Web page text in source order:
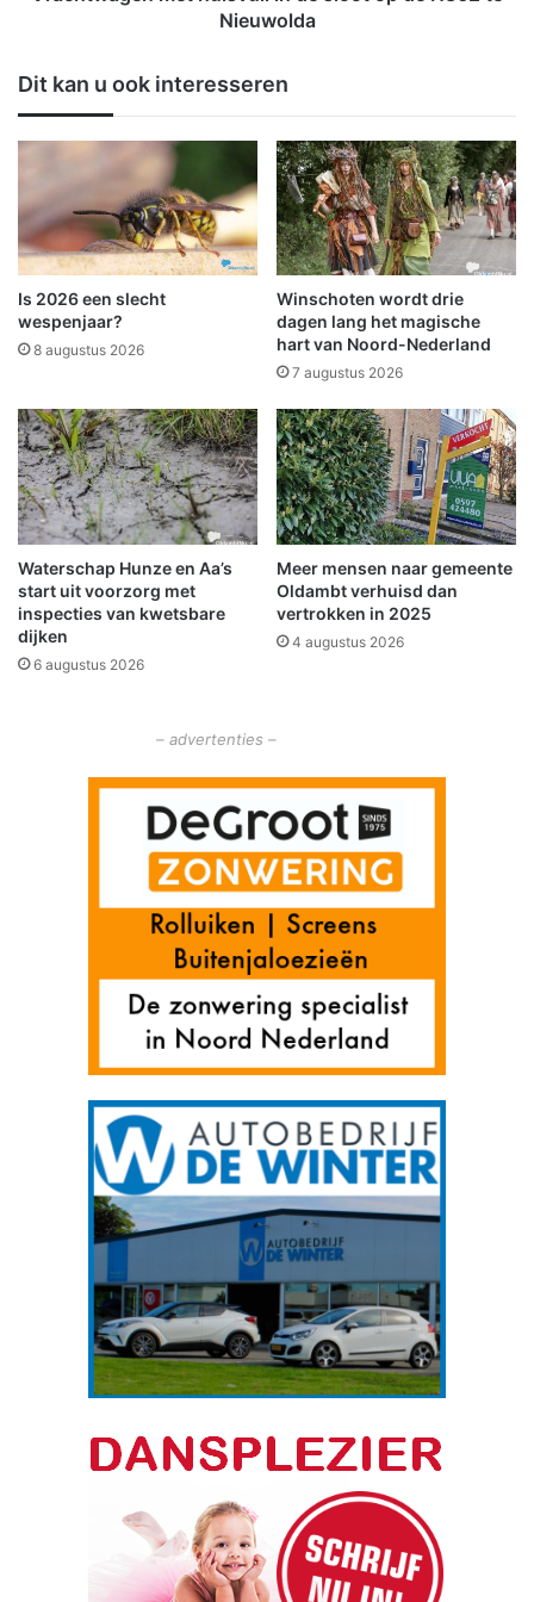
d
a
g
j
d
l
i
j
i
c
h
t
t
h
u
v
u
l
i
n
s
l
o
o
t
o
p
d
e
N
3
Nieuwolda
Dit kan u ook interesseren
Is 2026 een slecht
wespenjaar?
8 augustus 2026
Winschoten wordt drie
dagen lang het magische
hart van Noord-Nederland
7 augustus 2026
Waterschap Hunze en Aa’s
start uit voorzorg met
inspecties van kwetsbare
dijken
6 augustus 2026
Meer mensen naar gemeente
Oldambt verhuisd dan
vertrokken in 2025
4 augustus 2026
– advertenties –